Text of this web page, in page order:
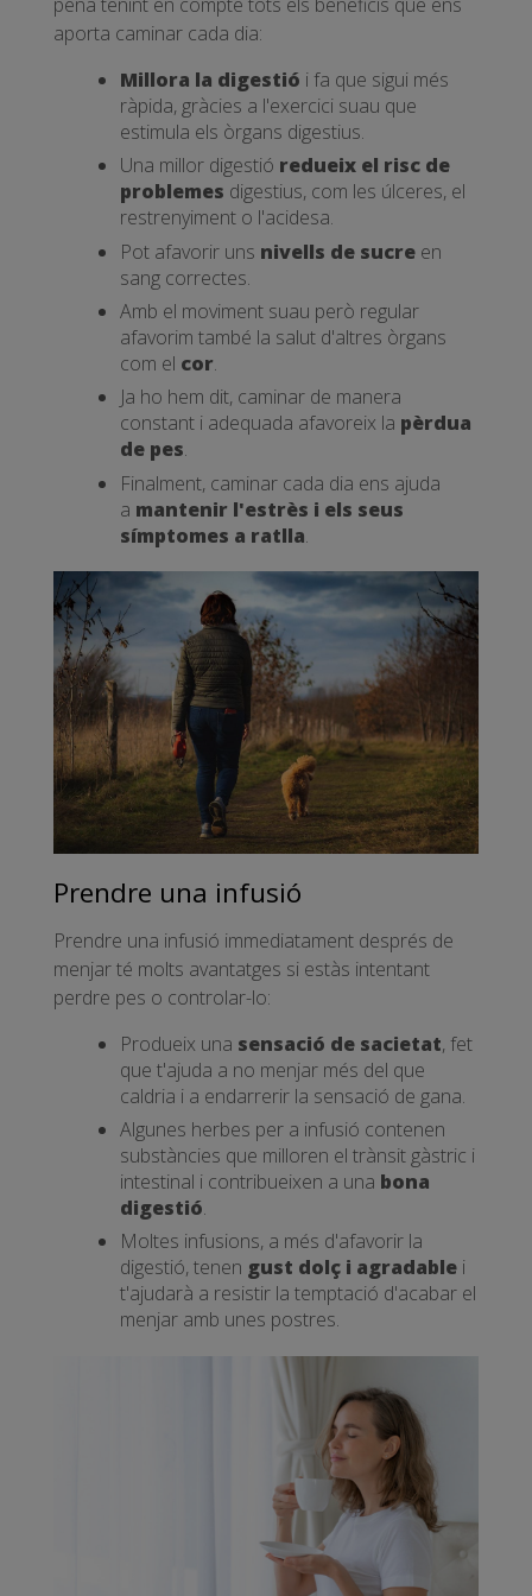
aporta caminar cada dia:
Millora la digestió i fa que sigui més
ràpida, gràcies a l'exercici suau que
estimula els òrgans digestius.
Una millor digestió redueix el risc de
problemes digestius, com les úlceres, el
restrenyiment o l'acidesa.
Pot afavorir uns nivells de sucre en
sang correctes.
Amb el moviment suau però regular
afavorim també la salut d'altres òrgans
com el cor.
Ja ho hem dit, caminar de manera
constant i adequada afavoreix la pèrdua
de pes.
Finalment, caminar cada dia ens ajuda
a mantenir l'estrès i els seus
símptomes a ratlla.
Prendre una infusió
Prendre una infusió immediatament després de
menjar té molts avantatges si estàs intentant
perdre pes o controlar-lo:
Produeix una sensació de sacietat, fet
que t'ajuda a no menjar més del que
caldria i a endarrerir la sensació de gana.
Algunes herbes per a infusió contenen
substàncies que milloren el trànsit gàstric i
intestinal i contribueixen a una bona
digestió.
Moltes infusions, a més d'afavorir la
digestió, tenen gust dolç i agradable i
t'ajudarà a resistir la temptació d'acabar el
menjar amb unes postres.